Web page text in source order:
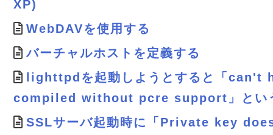
XP)
WebDAVを使用する
バーチャルホストを定義する
lighttpdを起動しようとすると「can't
compiled without pcre support」とい
SSLサーバ起動時に「Private key